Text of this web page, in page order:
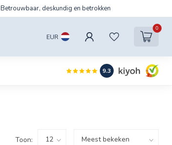
Betrouwbaar, deskundig en betrokken
EUR
0
9.3
Toon: